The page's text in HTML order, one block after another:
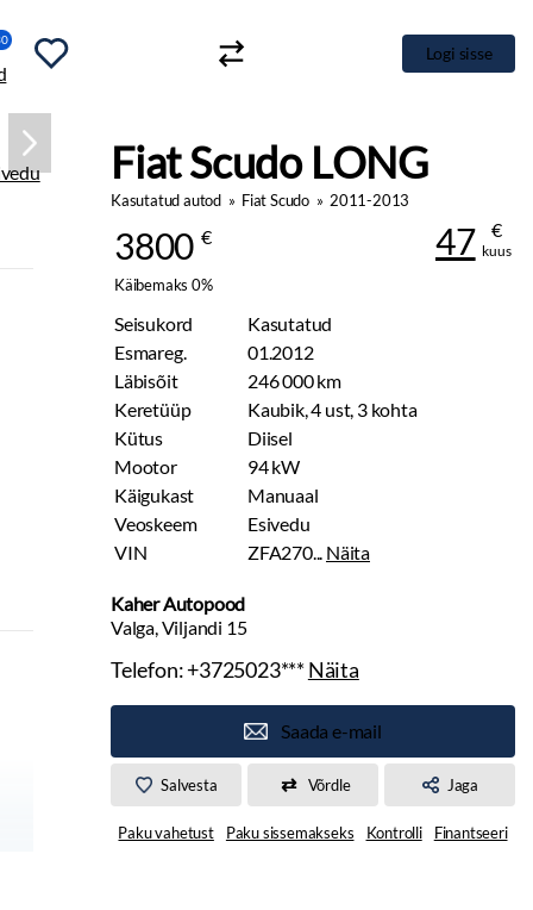
Logi sisse
Fiat Scudo LONG
Kasutatud autod » Fiat Scudo » 2011-2013
3800 € 47 €
kuus
Käibemaks 0%
Seisukord
Kasutatud
Esmareg.
01.2012
Läbisõit
246 000 km
Keretüüp
Kaubik, 4 ust, 3 kohta
Kütus
Diisel
Mootor
94 kW
Käigukast
Manuaal
Veoskeem
Esivedu
VIN
ZFA270... Näita
Kaher Autopood
Valga, Viljandi 15
Telefon:+3725023***Näita
Saada e-mail
Salvesta Võrdle Jaga
Paku vahetust Paku sissemakseks Kontrolli Finantseeri